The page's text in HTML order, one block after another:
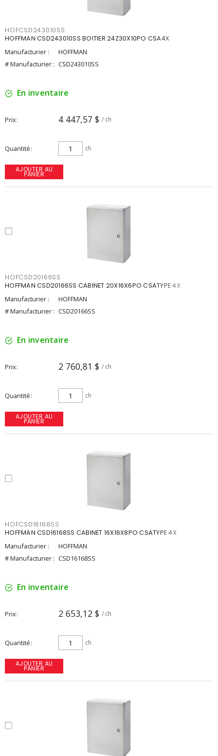
HOFCSD243010SS
HOFFMAN CSD243010SS BOITIER 24Z30X10PO CSA4X
Manufacturier :
HOFFMAN
# Manufacturier : CSD243010SS
En inventaire
Prix 4 447,57 $ / ch
Quantité ch
AJOUTER AU
PANIER
HOFCSD20166SS
HOFFMAN CSD20166SS CABINET 20X16X6PO CSATYPE 4X
Manufacturier :
HOFFMAN
# Manufacturier : CSD20166SS
En inventaire
Prix 2 760,81 $ / ch
Quantité ch
AJOUTER AU
PANIER
HOFCSD16168SS
HOFFMAN CSD16168SS CABINET 16X16X8PO CSATYPE 4X
Manufacturier :
HOFFMAN
# Manufacturier : CSD16168SS
En inventaire
Prix 2 653,12 $ / ch
Quantité ch
AJOUTER AU
PANIER